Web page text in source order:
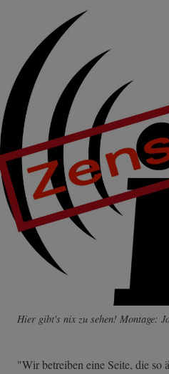
Hier gibt's nix zu sehen! Montage:
"Wir betreiben eine Seite, die so